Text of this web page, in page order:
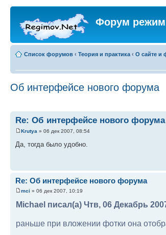
Форум
Список форумов ‹ Теория и практика ‹ О сайте и
Об интерфейсе нового форума
Re: Об интерфейсе нового форума
Krutya » 06 дек 2007, 08:54
Да, тогда было удобно.
Re: Об интерфейсе нового форума
mci » 06 дек 2007, 10:19
Michael писал(а) Чтв, 06 Декабрь
раньше при вложении фотки она